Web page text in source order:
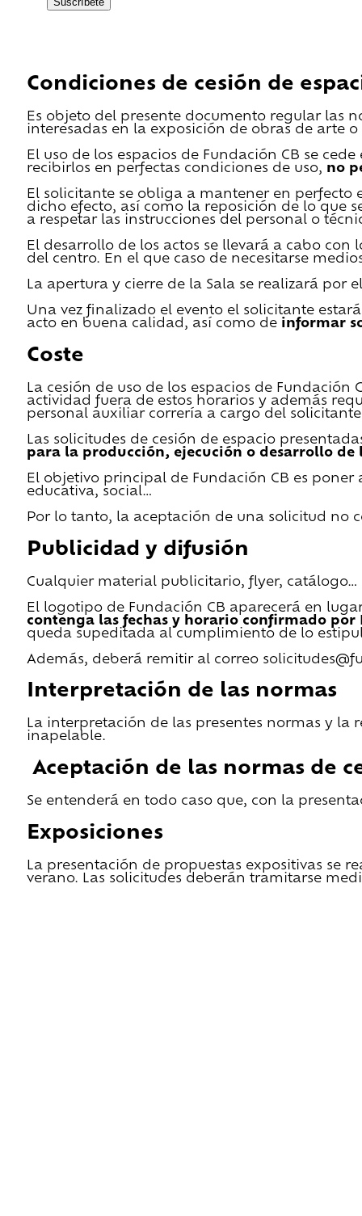
Condiciones de cesión de
Es objeto del presente documento regular las
interesadas en la exposición de obras de arte
El uso de los espacios de Fundación CB se
recibirlos en perfectas condiciones de uso, no
El solicitante se obliga a mantener en perfecto
dicho efecto, así como la reposición de lo que
a respetar las instrucciones del personal o
El desarrollo de los actos se llevará a cabo
del centro. En el que caso de necesitarse
La apertura y cierre de la Sala se realizará por
Una vez finalizado el evento el solicitante
acto en buena calidad, así como de informar
Coste
La cesión de uso de los espacios de
actividad fuera de estos horarios y además
personal auxiliar correría a cargo del
Las solicitudes de cesión de espacio
para la producción, ejecución o desarrollo de
El objetivo principal de Fundación CB es
educativa, social…
Por lo tanto, la aceptación de una solicitud
Publicidad y difusión
Cualquier material publicitario, flyer, catálogo…
El logotipo de Fundación CB aparecerá en
contenga las fechas y horario confirmado por
queda supeditada al cumplimiento de lo
Además, deberá remitir al correo
Interpretación de las normas
La interpretación de las presentes normas y la
inapelable.
Aceptación de las normas de
Se entenderá en todo caso que, con la
Exposiciones
La presentación de propuestas expositivas se
verano. Las solicitudes deberán tramitarse